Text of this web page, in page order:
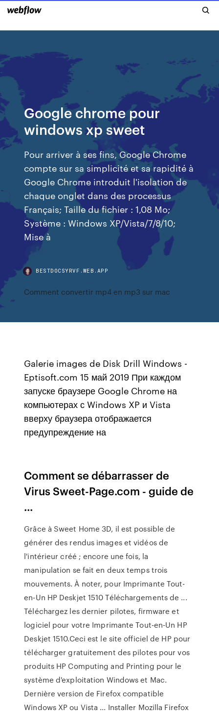
Google chrome pour
windows xp sweet
Pour arriver à ses fins, Google Chrome
compte sur sa simplicité et sa rapidité à
Google Chrome introduit l'isolation de
chaque onglet dans des processus
Français; Taille du fichier : 1,08 Mo;
Système : Windows XP/Vista/7/8/10;
Mise à
BESTDOCSYRVF.WEB.APP
Comment convertir mp4 en mp3 sur mac
Galerie images de Disk Drill Windows -
Eptisoft.com 15 май 2019 При каждом
запуске браузере Google Chrome на
компьютерах с Windows XP и Vista
вверху браузера отображается
предупреждение на
Comment se débarrasser de
Virus Sweet-Page.com - guide de
...
Grâce à Sweet Home 3D, il est possible de
générer des rendus images et vidéos de
l'intérieur créé ; encore une fois, la
manipulation se fait en deux temps trois
mouvements. À noter, pour Imprimante Tout-
en-Un HP Deskjet 1510 Téléchargements de ...
Téléchargez les dernier pilotes, firmware et
logiciel pour votre Imprimante Tout-en-Un HP
Deskjet 1510.Ceci est le site officiel de HP pour
télécharger gratuitement des pilotes pour vos
produits HP Computing and Printing pour le
système d'exploitation Windows et Mac.
Dernière version de Firefox compatible
Windows XP ou Vista ... Installer Mozilla Firefox